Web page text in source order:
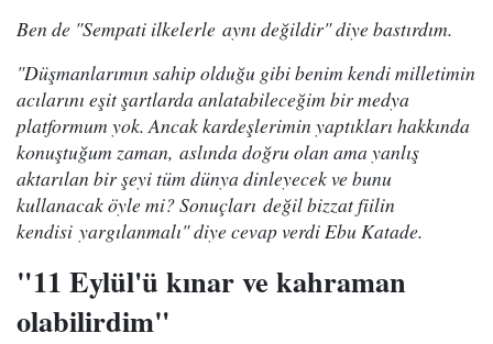
Ben de "Sempati ilkelerle aynı değildir" diye bastırdım.
"Düşmanlarımın sahip olduğu gibi benim kendi milletimin
acılarını eşit şartlarda anlatabileceğim bir medya
platformum yok. Ancak kardeşlerimin yaptıkları hakkında
konuştuğum zaman, aslında doğru olan ama yanlış
aktarılan bir şeyi tüm dünya dinleyecek ve bunu
kullanacak öyle mi? Sonuçları değil bizzat fiilin
kendisi yargılanmalı" diye cevap verdi Ebu Katade.
"11 Eylül'ü kınar ve kahraman
olabilirdim"